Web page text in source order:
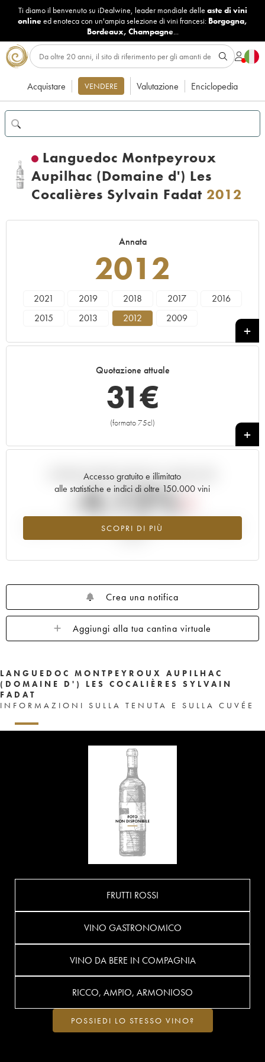
Ti diamo il benvenuto su iDealwine, leader mondiale delle aste di vini
onlineed enoteca con un'ampia selezione di vini francesi: Borgogna,
Bordeaux, Champagne...
Acquistare VENDERE Valutazione Enciclopedia
Languedoc Montpeyroux
Aupilhac (Domaine d') Les
Cocalières Sylvain Fadat 2012
Annata
2012
2021 2019 2018 2017
2016
2015
2013 2012 2009
Quotazione attuale
31€
(formato 75cl)
+
Accesso gratuito e illimitato
alle statistiche e indici di oltre 150.000 vini
SCOPRI DI PIÙ
Andamento della quotazione in tempo reale
-4.12%
Tendenza al ribasso per il valore dell'annata 2012 nel 2026 rispetto
Crea una notifica
Aggiungi alla tua cantina virtuale
LANGUEDOC MONTPEYROUX AUPILHAC
(DOMAINE D') LES COCALIÈRES SYLVAIN
FADAT
INFORMAZIONI SULLA TENUTA E SULLA CUVÉE
FRUTTI ROSSI
VINO GASTRONOMICO
VINO DA BERE IN COMPAGNIA
RICCO, AMPIO, ARMONIOSO
POSSIEDI LO STESSO VINO?